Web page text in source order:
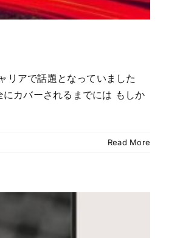
リアで話題となっていました
カバーされるまでには もしか
Read More